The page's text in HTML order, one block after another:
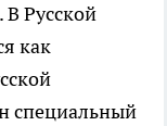
Русской
как
специальный